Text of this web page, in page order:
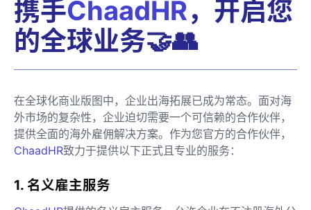
携手ChaadHR，开启您
的全球业务🤝👥
在全球化商业版图中，企业出海拓展已成为常态。面对海
外市场的复杂性，企业迫切需要一个可信赖的合作伙伴，
提供全面的海外雇佣解决方案。作为您官方的合作伙伴，
ChaadHR致力于提供以下正式且专业的服务：
1. 名义雇主服务